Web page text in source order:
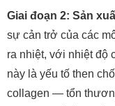
Giai đoạn 2: Sản
sự cản trở của các
ra nhiệt, với nhiệt độ
này là yếu tố then
collagen — tổn